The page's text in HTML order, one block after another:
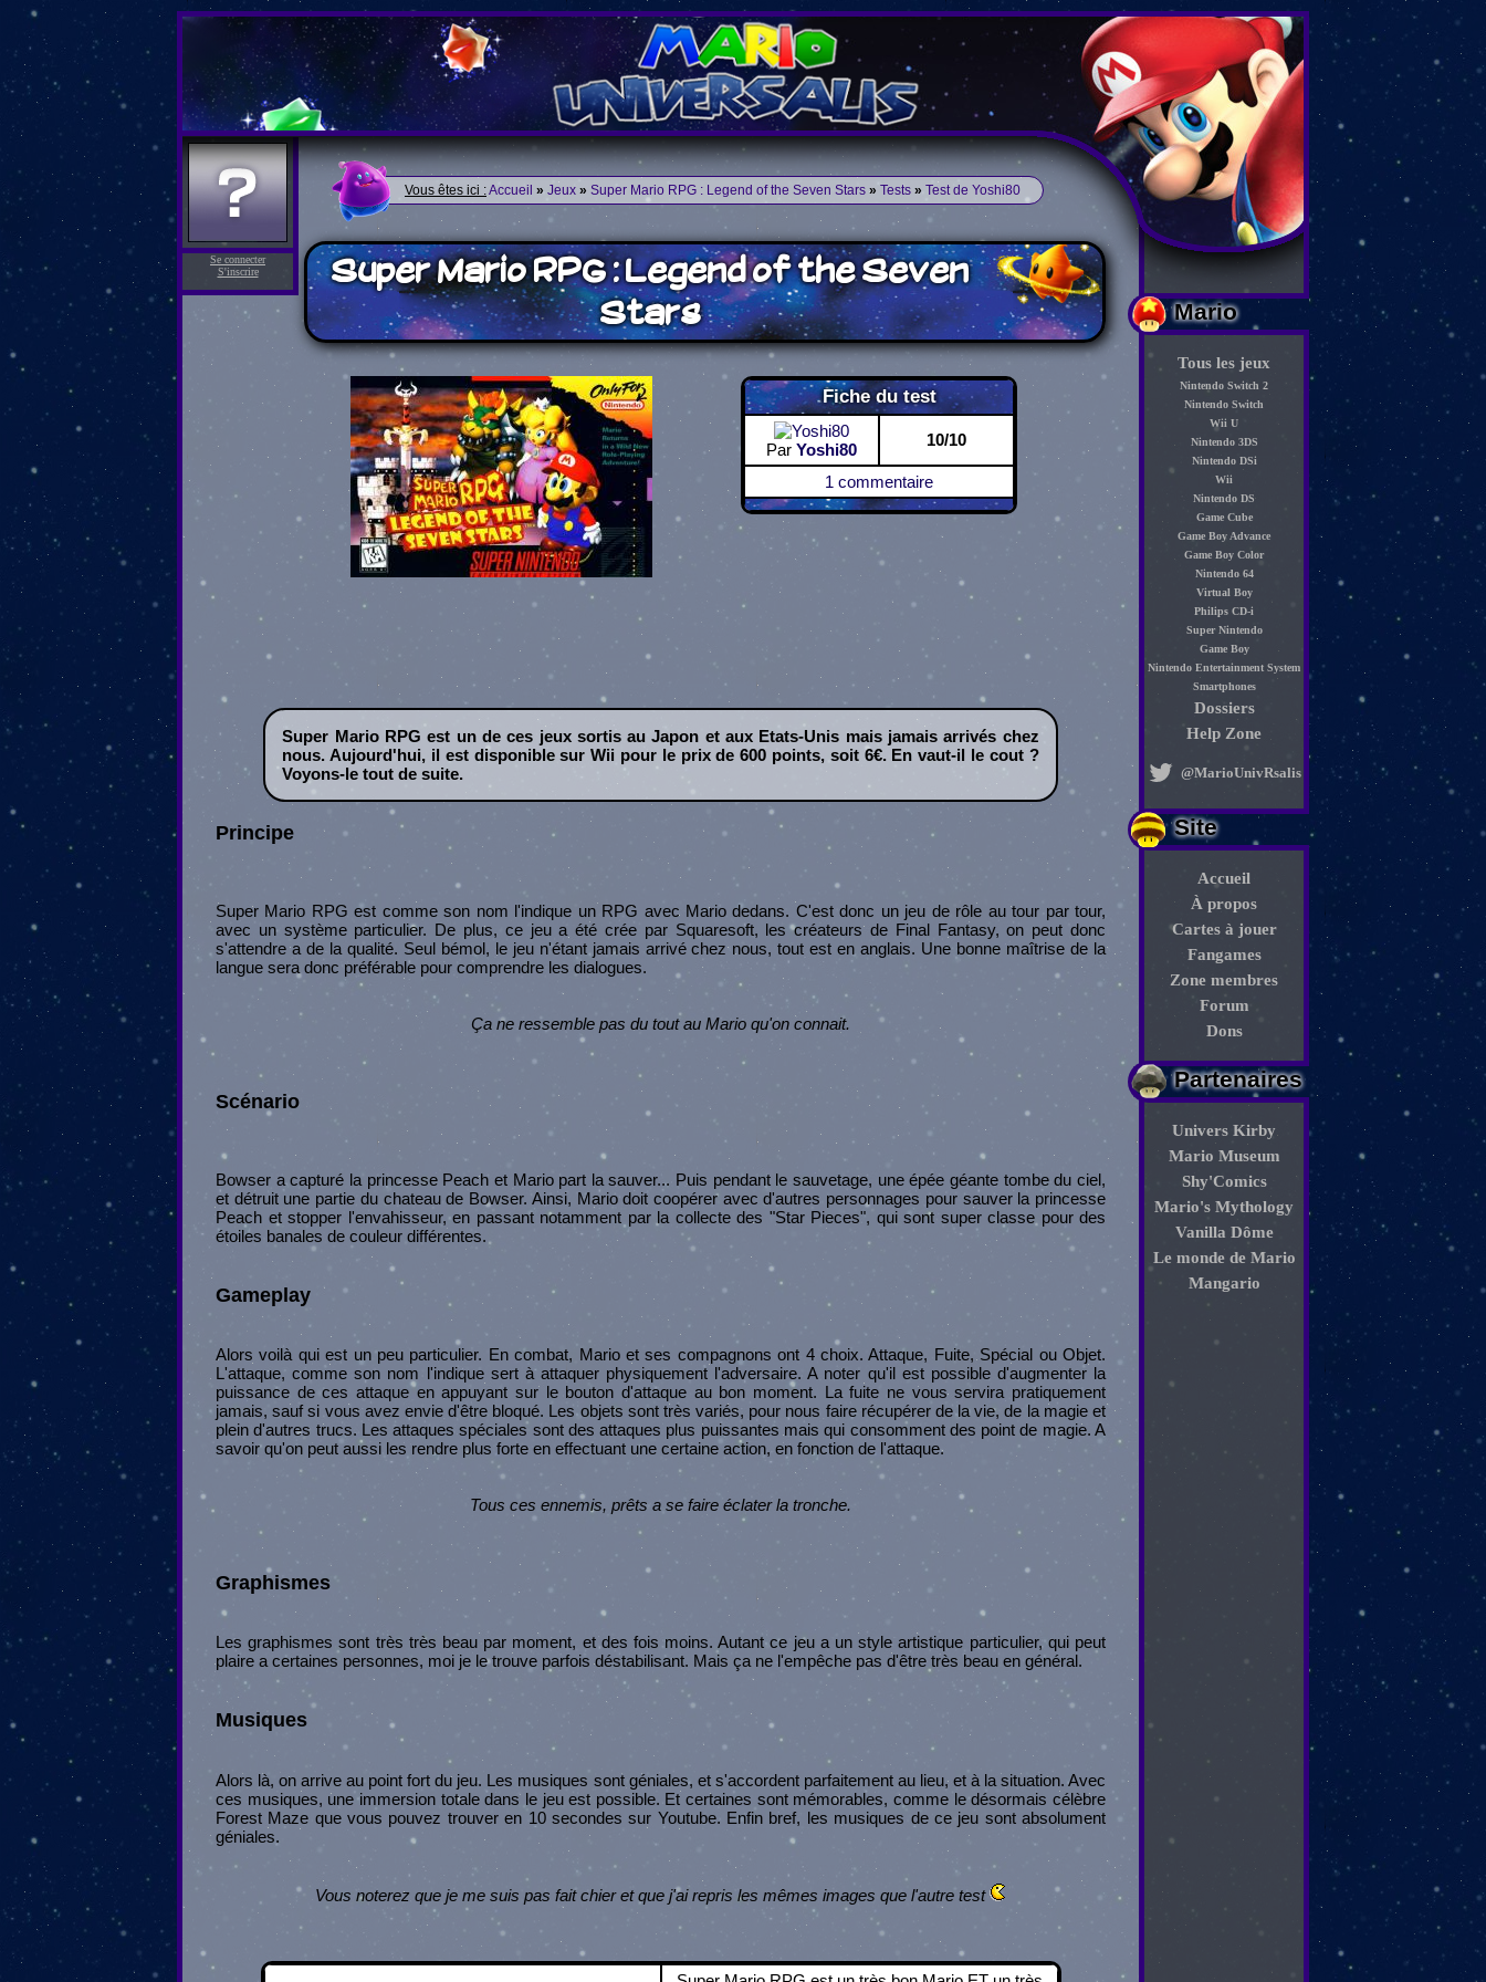
Mario
Tous les jeux
Nintendo Switch 2
Nintendo Switch
Wii U
Nintendo 3DS
Nintendo DSi
Wii
Nintendo DS
Game Cube
Game Boy Advance
Game Boy Color
Nintendo 64
Virtual Boy
Philips CD-i
Super Nintendo
Game Boy
Nintendo Entertainment System
Smartphones
Dossiers
Help Zone
@MarioUnivRsalis
Site
Accueil
À propos
Cartes à jouer
Fangames
Zone membres
Forum
Dons
Partenaires
Univers Kirby
Mario Museum
Shy'Comics
Mario's Mythology
Vanilla Dôme
Le monde de Mario
Mangario
Se connecter
S'inscrire
Vous êtes ici :Accueil » Jeux » Super Mario RPG : Legend of the Seven Stars » Tests » Test de Yoshi80
Super Mario RPG : Legend of the Seven
Stars
Fiche du test
Par Yoshi80
10/10
1 commentaire
Super Mario RPG est un de ces jeux sortis au Japon et aux Etats-Unis mais jamais arrivés chez
nous. Aujourd'hui, il est disponible sur Wii pour le prix de 600 points, soit 6€. En vaut-il le cout ?
Voyons-le tout de suite.
Principe
Super Mario RPG est comme son nom l'indique un RPG avec Mario dedans. C'est donc un jeu de rôle au tour par tour,
avec un système particulier. De plus, ce jeu a été crée par Squaresoft, les créateurs de Final Fantasy, on peut donc
s'attendre a de la qualité. Seul bémol, le jeu n'étant jamais arrivé chez nous, tout est en anglais. Une bonne maîtrise de la
langue sera donc préférable pour comprendre les dialogues.
Ça ne ressemble pas du tout au Mario qu'on connait.
Scénario
Bowser a capturé la princesse Peach et Mario part la sauver... Puis pendant le sauvetage, une épée géante tombe du ciel,
et détruit une partie du chateau de Bowser. Ainsi, Mario doit coopérer avec d'autres personnages pour sauver la princesse
Peach et stopper l'envahisseur, en passant notamment par la collecte des "Star Pieces", qui sont super classe pour des
étoiles banales de couleur différentes.
Gameplay
Alors voilà qui est un peu particulier. En combat, Mario et ses compagnons ont 4 choix. Attaque, Fuite, Spécial ou Objet.
L'attaque, comme son nom l'indique sert à attaquer physiquement l'adversaire. A noter qu'il est possible d'augmenter la
puissance de ces attaque en appuyant sur le bouton d'attaque au bon moment. La fuite ne vous servira pratiquement
jamais, sauf si vous avez envie d'être bloqué. Les objets sont très variés, pour nous faire récupérer de la vie, de la magie et
plein d'autres trucs. Les attaques spéciales sont des attaques plus puissantes mais qui consomment des point de magie. A
savoir qu'on peut aussi les rendre plus forte en effectuant une certaine action, en fonction de l'attaque.
Tous ces ennemis, prêts a se faire éclater la tronche.
Graphismes
Les graphismes sont très très beau par moment, et des fois moins. Autant ce jeu a un style artistique particulier, qui peut
plaire a certaines personnes, moi je le trouve parfois déstabilisant. Mais ça ne l'empêche pas d'être très beau en général.
Musiques
Alors là, on arrive au point fort du jeu. Les musiques sont géniales, et s'accordent parfaitement au lieu, et à la situation. Avec
ces musiques, une immersion totale dans le jeu est possible. Et certaines sont mémorables, comme le désormais célèbre
Forest Maze que vous pouvez trouver en 10 secondes sur Youtube. Enfin bref, les musiques de ce jeu sont absolument
géniales.
Vous noterez que je me suis pas fait chier et que j'ai repris les mêmes images que l'autre test